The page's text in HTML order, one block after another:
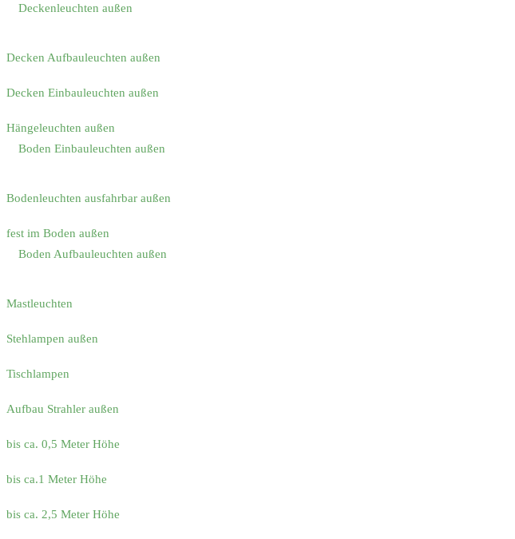
Deckenleuchten außen
Decken Aufbauleuchten außen
Decken Einbauleuchten außen
Hängeleuchten außen
Boden Einbauleuchten außen
Bodenleuchten ausfahrbar außen
fest im Boden außen
Boden Aufbauleuchten außen
Mastleuchten
Stehlampen außen
Tischlampen
Aufbau Strahler außen
bis ca. 0,5 Meter Höhe
bis ca.1 Meter Höhe
bis ca. 2,5 Meter Höhe